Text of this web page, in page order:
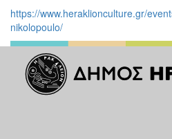
https://www.heraklionculture.gr/
nikolopoulo/